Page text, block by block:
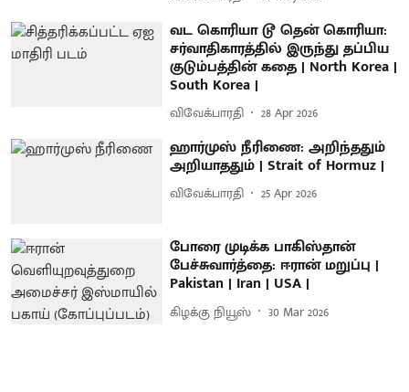
வட கொரியா டூ தென் கொரியா:
சர்வாதிகாரத்தில் இருந்து தப்பிய
குடும்பத்தின் கதை | North Korea |
South Korea |
விவேக்பாரதி 28 Apr 2026
ஹார்முஸ் நீரிணை: அறிந்ததும்
அறியாததும் | Strait of Hormuz |
விவேக்பாரதி 25 Apr 2026
போரை முடிக்க பாகிஸ்தான்
பேச்சுவார்த்தை: ஈரான் மறுப்பு |
Pakistan | Iran | USA |
கிழக்கு நியூஸ் 30 Mar 2026